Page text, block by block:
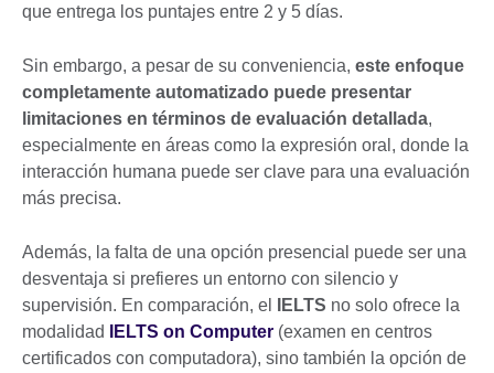
que entrega los puntajes entre 2 y 5 días.
Sin embargo, a pesar de su conveniencia, este enfoque
completamente automatizado puede presentar
limitaciones en términos de evaluación detallada,
especialmente en áreas como la expresión oral, donde la
interacción humana puede ser clave para una evaluación
más precisa.
Además, la falta de una opción presencial puede ser una
desventaja si prefieres un entorno con silencio y
supervisión. En comparación, el
IELTS no solo ofrece la
modalidad
IELTS on Computer (examen en centros
certificados con computadora), sino también la opción de